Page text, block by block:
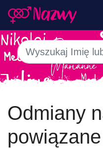
Odmiany